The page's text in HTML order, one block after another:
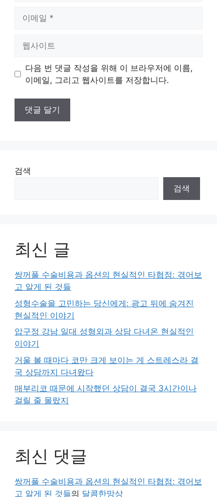
트
다음 번 댓글 작성을 위해 이 브라우저에 이름,
이메일, 그리고 웹사이트를 저장합니다.
검색
검색
최신 글
쌍꺼풀 수술비용과 옵션의 현실적인 타협점: 겪어보
고 알게 된 것들
성형수술을 고민하는 당신에게: 광고 뒤에 숨겨진
현실적인 이야기
압구정 강남 일대 성형외과 상담 다녀온 현실적인
이야기
거울 볼 때마다 코만 크게 보이는 게 스트레스라 결
국 상담까지 다녀왔다
매부리코 때문에 시작했던 상담이 결국 3시간이나
걸릴 줄 몰랐지
최신 댓글
쌍꺼풀 수술비용과 옵션의 현실적인 타협점: 겪어보
고 알게 된 것들의 달콤한망상